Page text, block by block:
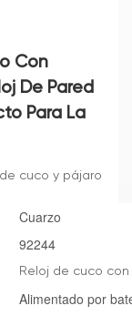
Con
De Pared
Para La
cuco y pájaro
Cuarzo
92244
Reloj de cuco
Alimentado por